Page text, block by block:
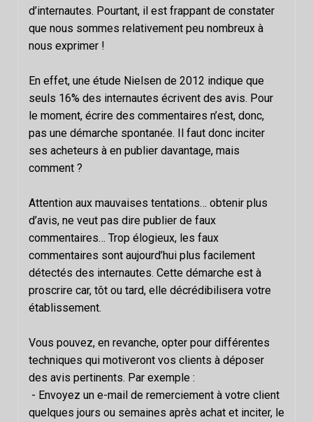
d’internautes. Pourtant, il est frappant de constater
que nous sommes relativement peu nombreux à
nous exprimer !
En effet, une étude Nielsen de 2012 indique que
seuls 16% des internautes écrivent des avis. Pour
le moment, écrire des commentaires n’est, donc,
pas une démarche spontanée. Il faut donc inciter
ses acheteurs à en publier davantage, mais
comment ?
Attention aux mauvaises tentations… obtenir plus
d’avis, ne veut pas dire publier de faux
commentaires… Trop élogieux, les faux
commentaires sont aujourd’hui plus facilement
détectés des internautes. Cette démarche est à
proscrire car, tôt ou tard, elle décrédibilisera votre
établissement.
Vous pouvez, en revanche, opter pour différentes
techniques qui motiveront vos clients à déposer
des avis pertinents. Par exemple :
- Envoyez un e-mail de remerciement à votre client
quelques jours ou semaines après achat et inciter, le